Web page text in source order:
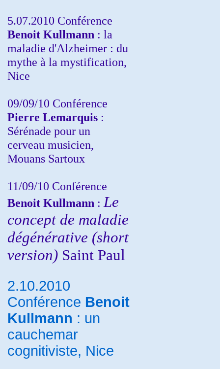
5.07.2010 Conférence
Benoit Kullmann : la
maladie d'Alzheimer : du
mythe à la mystification,
Nice
09/09/10 Conférence
Pierre Lemarquis :
Sérénade pour un
cerveau musicien,
Mouans Sartoux
11/09/10 Conférence
Benoit Kullmann : Le
concept de maladie
dégénérative (short
version) Saint Paul
2.10.2010
Conférence Benoit
Kullmann : un
cauchemar
cognitiviste, Nice